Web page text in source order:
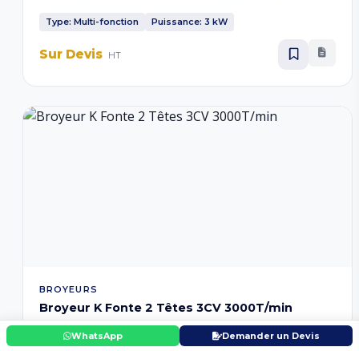
agroalimentaires.
Type: Multi-fonction Puissance: 3 kW
Sur Devis HT
BROYEURS
Broyeur K Fonte 2 Têtes 3CV 3000T/min
Broyeur en fonte modèle K à 2 têtes, moteur de 3 CV tournant
à 3000 tours/minute. Construction robuste en fonte pour un
WhatsApp Demander un Devis